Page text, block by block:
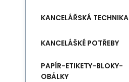
KANCELÁŘSKÁ TECHNIKA
KANCELÁŠKÉ POTŘEBY
PAPÍR-ETIKETY-BLOKY-
OBÁLKY